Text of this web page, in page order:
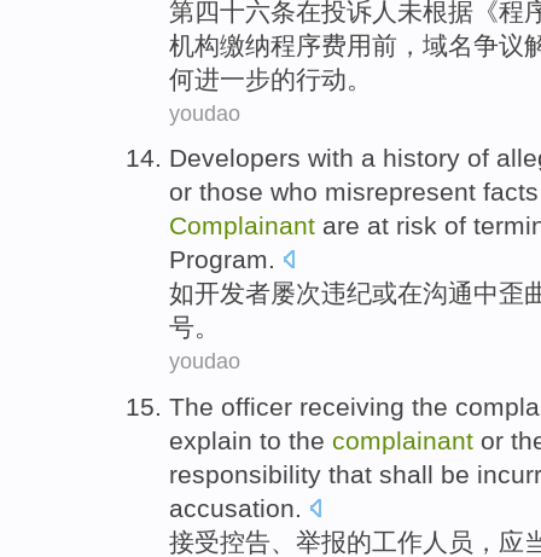
第四十六条在投诉人未根据 《程
机构缴纳程序费用前 ， 域名争议
何进一步的行动 。
youdao
Developers with a history of
or those who misrepresent facts
Complainant are at risk of
Program.
如开发者屡次违纪或在沟通中歪
号。
youdao
The officer receiving the
explain to the complainant or
responsibility that shall be
accusation.
接受控告、 举报的工作人员 ， 应